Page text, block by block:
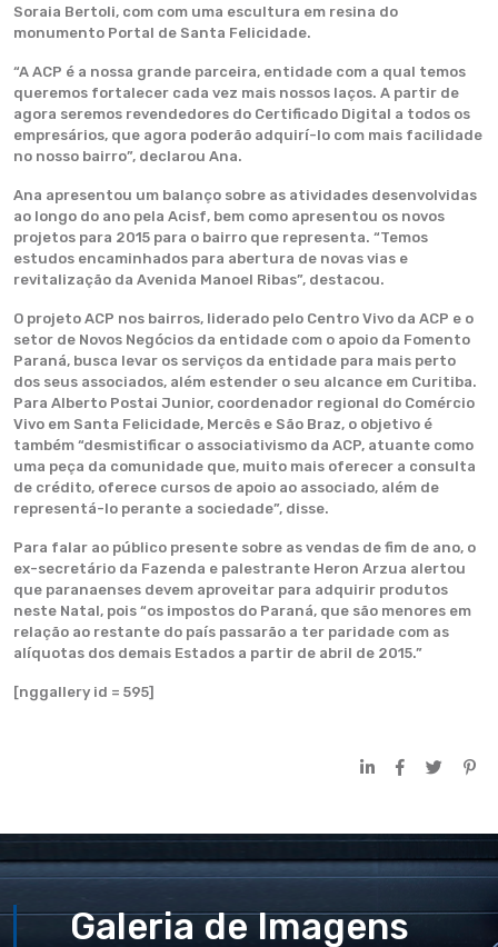
Soraia Bertoli, com com uma escultura em resina do
monumento Portal de Santa Felicidade.
“A ACP é a nossa grande parceira, entidade com a qual temos
queremos fortalecer cada vez mais nossos laços. A partir de
agora seremos revendedores do Certificado Digital a todos os
empresários, que agora poderão adquirí-lo com mais facilidade
no nosso bairro”, declarou Ana.
Ana apresentou um balanço sobre as atividades desenvolvidas
ao longo do ano pela Acisf, bem como apresentou os novos
projetos para 2015 para o bairro que representa. “Temos
estudos encaminhados para abertura de novas vias e
revitalização da Avenida Manoel Ribas”, destacou.
O projeto ACP nos bairros, liderado pelo Centro Vivo da ACP e o
setor de Novos Negócios da entidade com o apoio da Fomento
Paraná, busca levar os serviços da entidade para mais perto
dos seus associados, além estender o seu alcance em Curitiba.
Para Alberto Postai Junior, coordenador regional do Comércio
Vivo em Santa Felicidade, Mercês e São Braz, o objetivo é
também “desmistificar o associativismo da ACP, atuante como
uma peça da comunidade que, muito mais oferecer a consulta
de crédito, oferece cursos de apoio ao associado, além de
representá-lo perante a sociedade”, disse.
Para falar ao público presente sobre as vendas de fim de ano, o
ex-secretário da Fazenda e palestrante Heron Arzua alertou
que paranaenses devem aproveitar para adquirir produtos
neste Natal, pois “os impostos do Paraná, que são menores em
relação ao restante do país passarão a ter paridade com as
alíquotas dos demais Estados a partir de abril de 2015.”
[nggallery id = 595]
Galeria de Imagens